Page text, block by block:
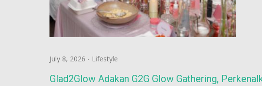
July 8, 2026 - Lifestyle
Glad2Glow Adakan G2G Glow Gathering,